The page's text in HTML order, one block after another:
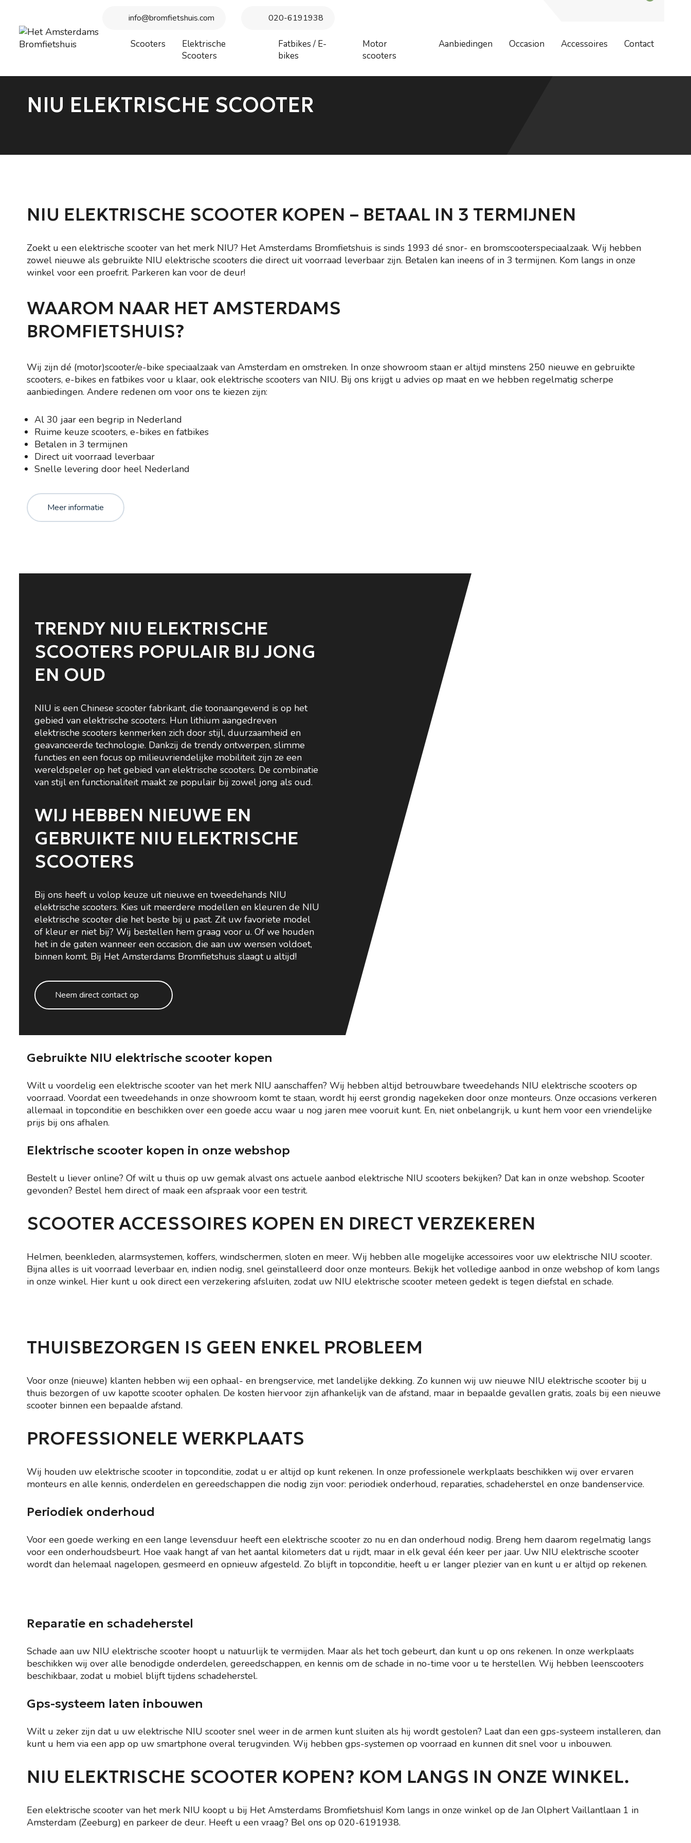
info@bromfietshuis.com 020-6191938
Scooters
Elektrische
Scooters
Fatbikes / E-
bikes
Motor
scooters
Aanbiedingen Occasion Accessoires Contact
NIU ELEKTRISCHE SCOOTER
NIU ELEKTRISCHE SCOOTER KOPEN – BETAAL IN 3 TERMIJNEN
Zoekt u een elektrische scooter van het merk NIU? Het Amsterdams Bromfietshuis is sinds 1993 dé snor- en bromscooterspeciaalzaak. Wij hebben
zowel nieuwe als gebruikte NIU elektrische scooters die direct uit voorraad leverbaar zijn. Betalen kan ineens of in 3 termijnen. Kom langs in onze
winkel voor een proefrit. Parkeren kan voor de deur!
WAAROM NAAR HET AMSTERDAMS
BROMFIETSHUIS?
Wij zijn dé (motor)scooter/e-bike speciaalzaak van Amsterdam en omstreken. In onze showroom staan er altijd minstens 250 nieuwe en gebruikte
scooters, e-bikes en fatbikes voor u klaar, ook elektrische scooters van NIU. Bij ons krijgt u advies op maat en we hebben regelmatig scherpe
aanbiedingen. Andere redenen om voor ons te kiezen zijn:
Al 30 jaar een begrip in Nederland
Ruime keuze scooters, e-bikes en fatbikes
Betalen in 3 termijnen
Direct uit voorraad leverbaar
Snelle levering door heel Nederland
Meer informatie
TRENDY NIU ELEKTRISCHE
SCOOTERS POPULAIR BIJ JONG
EN OUD
NIU is een Chinese scooter fabrikant, die toonaangevend is op het
gebied van elektrische scooters. Hun lithium aangedreven
elektrische scooters kenmerken zich door stijl, duurzaamheid en
geavanceerde technologie. Dankzij de trendy ontwerpen, slimme
functies en een focus op milieuvriendelijke mobiliteit zijn ze een
wereldspeler op het gebied van elektrische scooters. De combinatie
van stijl en functionaliteit maakt ze populair bij zowel jong als oud.
WIJ HEBBEN NIEUWE EN
GEBRUIKTE NIU ELEKTRISCHE
SCOOTERS
Bij ons heeft u volop keuze uit nieuwe en tweedehands NIU
elektrische scooters. Kies uit meerdere modellen en kleuren de NIU
elektrische scooter die het beste bij u past. Zit uw favoriete model
of kleur er niet bij? Wij bestellen hem graag voor u. Of we houden
het in de gaten wanneer een occasion, die aan uw wensen voldoet,
binnen komt. Bij Het Amsterdams Bromfietshuis slaagt u altijd!
Neem direct contact op
Gebruikte NIU elektrische scooter kopen
Wilt u voordelig een elektrische scooter van het merk NIU aanschaffen? Wij hebben altijd betrouwbare tweedehands NIU elektrische scooters op
voorraad. Voordat een tweedehands in onze showroom komt te staan, wordt hij eerst grondig nagekeken door onze monteurs. Onze occasions verkeren
allemaal in topconditie en beschikken over een goede accu waar u nog jaren mee vooruit kunt. En, niet onbelangrijk, u kunt hem voor een vriendelijke
prijs bij ons afhalen.
Elektrische scooter kopen in onze webshop
Bestelt u liever online? Of wilt u thuis op uw gemak alvast ons actuele aanbod elektrische NIU scooters bekijken? Dat kan in onze webshop. Scooter
gevonden? Bestel hem direct of maak een afspraak voor een testrit.
SCOOTER ACCESSOIRES KOPEN EN DIRECT VERZEKEREN
Helmen, beenkleden, alarmsystemen, koffers, windschermen, sloten en meer. Wij hebben alle mogelijke accessoires voor uw elektrische NIU scooter.
Bijna alles is uit voorraad leverbaar en, indien nodig, snel geïnstalleerd door onze monteurs. Bekijk het volledige aanbod in onze webshop of kom langs
in onze winkel. Hier kunt u ook direct een verzekering afsluiten, zodat uw NIU elektrische scooter meteen gedekt is tegen diefstal en schade.
THUISBEZORGEN IS GEEN ENKEL PROBLEEM
Voor onze (nieuwe) klanten hebben wij een ophaal- en brengservice, met landelijke dekking. Zo kunnen wij uw nieuwe NIU elektrische scooter bij u
thuis bezorgen of uw kapotte scooter ophalen. De kosten hiervoor zijn afhankelijk van de afstand, maar in bepaalde gevallen gratis, zoals bij een nieuwe
scooter binnen een bepaalde afstand.
PROFESSIONELE WERKPLAATS
Wij houden uw elektrische scooter in topconditie, zodat u er altijd op kunt rekenen. In onze professionele werkplaats beschikken wij over ervaren
monteurs en alle kennis, onderdelen en gereedschappen die nodig zijn voor: periodiek onderhoud, reparaties, schadeherstel en onze bandenservice.
Periodiek onderhoud
Voor een goede werking en een lange levensduur heeft een elektrische scooter zo nu en dan onderhoud nodig. Breng hem daarom regelmatig langs
voor een onderhoudsbeurt. Hoe vaak hangt af van het aantal kilometers dat u rijdt, maar in elk geval één keer per jaar. Uw NIU elektrische scooter
wordt dan helemaal nagelopen, gesmeerd en opnieuw afgesteld. Zo blijft in topconditie, heeft u er langer plezier van en kunt u er altijd op rekenen.
Reparatie en schadeherstel
Schade aan uw NIU elektrische scooter hoopt u natuurlijk te vermijden. Maar als het toch gebeurt, dan kunt u op ons rekenen. In onze werkplaats
beschikken wij over alle benodigde onderdelen, gereedschappen, en kennis om de schade in no-time voor u te herstellen. Wij hebben leenscooters
beschikbaar, zodat u mobiel blijft tijdens schadeherstel.
Gps-systeem laten inbouwen
Wilt u zeker zijn dat u uw elektrische NIU scooter snel weer in de armen kunt sluiten als hij wordt gestolen? Laat dan een gps-systeem installeren, dan
kunt u hem via een app op uw smartphone overal terugvinden. Wij hebben gps-systemen op voorraad en kunnen dit snel voor u inbouwen.
NIU ELEKTRISCHE SCOOTER KOPEN? KOM LANGS IN ONZE WINKEL.
Een elektrische scooter van het merk NIU koopt u bij Het Amsterdams Bromfietshuis! Kom langs in onze winkel op de Jan Olphert Vaillantlaan 1 in
Amsterdam (Zeeburg) en parkeer de deur. Heeft u een vraag? Bel ons op 020-6191938.